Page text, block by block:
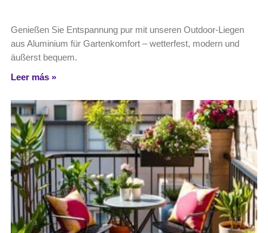
Genießen Sie Entspannung pur mit unseren Outdoor-Liegen
aus Aluminium für Gartenkomfort – wetterfest, modern und
äußerst bequem.
Leer más »